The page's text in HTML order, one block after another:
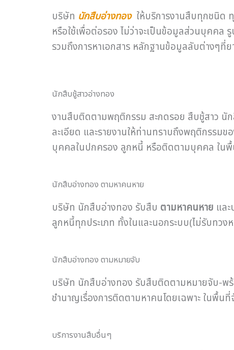
บริษัท นักสืบอ่างทองให้บริการงานสืบทุกชนิด
หรือใช้เพื่อต่อรอง ไม่ว่าจะเป็นข้อมูลส่วนบุคค
รวมถึงการหาเอกสาร หลักฐานข้อมูลลับต่างๆที่
นักสืบชู้สาวอ่างทอง
งานสืบติดตามพฤติกรรม สะกดรอย สืบชู้สาว นั
ละเอียด และรายงานให้ท่านทราบถึงพฤติกรรม
บุคคลในปกครอง ลูกหนี้ หรือติดตามบุคคล ใน
นักสืบอ่างทอง ตามหาคนหาย
บริษัท นักสืบอ่างทอง รับสืบ ตามหาคนหาย แล
ลูกหนี้ทุกประเภท ทั้งในและนอกระบบ(ไม่รับทว
นักสืบอ่างทอง ตามหมายจับ
บริษัท นักสืบอ่างทอง รับสืบติดตามหมายจับ-พ
ชำนาญเรื่องการติดตามหาคนโดยเฉพาะ ในพื้น
บริการงานสืบอื่นๆ